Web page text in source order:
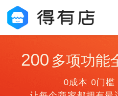
200 多项功能
0成本 0门槛